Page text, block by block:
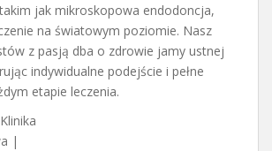
jak mikroskopowa endodoncja,
na światowym poziomie. Nasz
z pasją dba o zdrowie jamy ustnej
indywidualne podejście i pełne
etapie leczenia.
Klinika
|